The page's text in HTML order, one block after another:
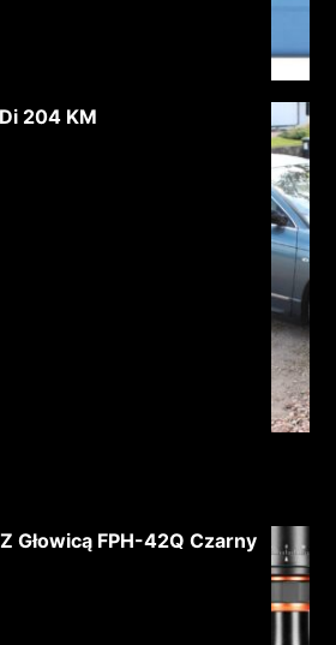
204 KM
Głowicą FPH-42Q Czarny